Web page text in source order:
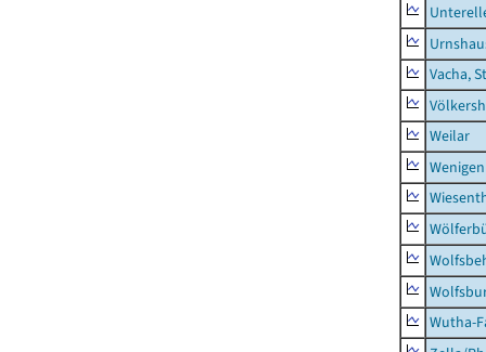
Vacha,
Weilar
Wutha-